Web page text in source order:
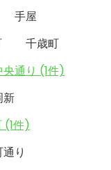
手屋
千歳町
央通り (1件)
新
(1件)
り